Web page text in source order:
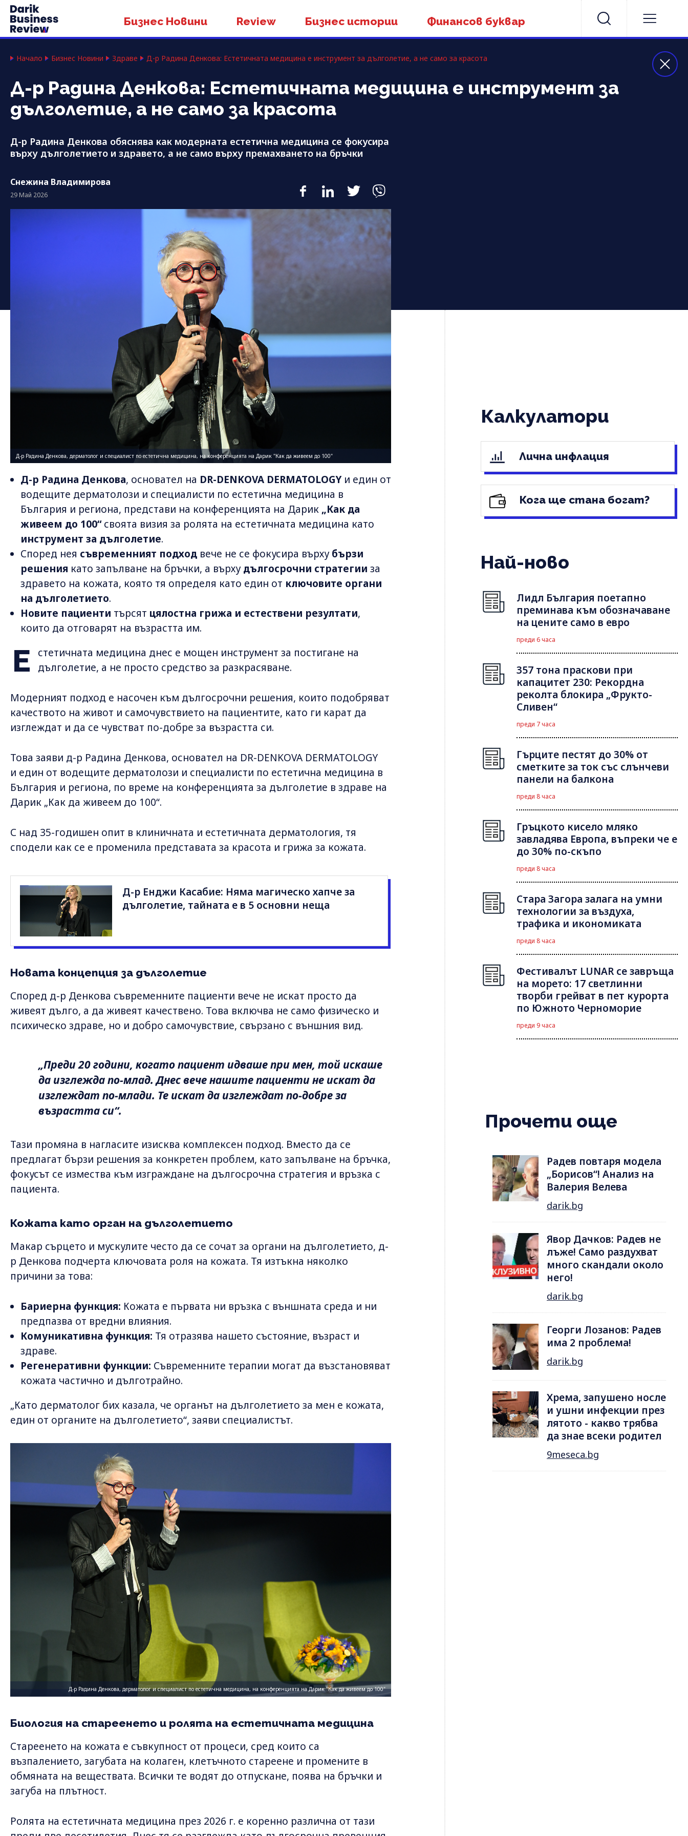
Бизнес Новини Review Бизнес истории Финансов буквар
Начало Бизнес Новини Здраве Д-р Радина Денкова: Естетичната медицина е инструмент за дълголетие, а не само за красота
Д-р Радина Денкова: Естетичната медицина е инструмент за
дълголетие, а не само за красота
Д-р Радина Денкова обяснява как модерната естетична медицина се фокусира
върху дълголетието и здравето, а не само върху премахването на бръчки
Снежина Владимирова
29 Май 2026
Д-р Радина Денкова, дерматолог и специалист по естетична медицина, на конференцията на Дарик "Как да живеем до 100"
Д-р Радина Денкова, основател на DR-DENKOVA DERMATOLOGY и един от
водещите дерматолози и специалисти по естетична медицина в
България и региона, представи на конференцията на Дарик „Как да
живеем до 100“своята визия за ролята на естетичната медицина като
инструмент за дълголетие.
Според нея съвременният подход вече не се фокусира върхубързи
решения като запълване на бръчки, а върхудългосрочни стратегии за
здравето на кожата, която тя определя като един от ключовите органи
на дълголетието.
Новите пациенти търсят цялостна грижа и естествени резултати,
които да отговарят на възрастта им.
Е
стетичната медицина днес е мощен инструмент за постигане на
дълголетие, а не просто средство за разкрасяване.
Модерният подход е насочен към дългосрочни решения, които подобряват
качеството на живот и самочувствието на пациентите, като ги карат да
изглеждат и да се чувстват по-добре за възрастта си.
Това заяви д-р Радина Денкова, основател на DR-DENKOVA DERMATOLOGY
и един от водещите дерматолози и специалисти по естетична медицина в
България и региона, по време на конференцията за дълголетие в здраве на
Дарик „Как да живеем до 100“.
С над 35-годишен опит в клиничната и естетичната дерматология, тя
сподели как се е променила представата за красота и грижа за кожата.
Д-р Енджи Касабие: Няма магическо хапче за
дълголетие, тайната е в 5 основни неща
Новата концепция за дълголетие
Според д-р Денкова съвременните пациенти вече не искат просто да
живеят дълго, а да живеят качествено. Това включва не само физическо и
психическо здраве, но и добро самочувствие, свързано с външния вид.
„Преди 20 години, когато пациент идваше при мен, той искаше
да изглежда по-млад. Днес вече нашите пациенти не искат да
изглеждат по-млади. Те искат да изглеждат по-добре за
възрастта си“.
Тази промяна в нагласите изисква комплексен подход. Вместо да се
предлагат бързи решения за конкретен проблем, като запълване на бръчка,
фокусът се измества към изграждане на дългосрочна стратегия и връзка с
пациента.
Кожата като орган на дълголетието
Макар сърцето и мускулите често да се сочат за органи на дълголетието, д-
р Денкова подчерта ключовата роля на кожата. Тя изтъкна няколко
причини за това:
Бариерна функция: Кожата е първата ни връзка с външната среда и ни
предпазва от вредни влияния.
Комуникативна функция: Тя отразява нашето състояние, възраст и
здраве.
Регенеративни функции: Съвременните терапии могат да възстановяват
кожата частично и дълготрайно.
„Като дерматолог бих казала, че органът на дълголетието за мен е кожата,
един от органите на дълголетието“, заяви специалистът.
Д-р Радина Денкова, дерматолог и специалист по естетична медицина, на конференцията на Дарик "Как да живеем до 100"
Биология на стареенето и ролята на естетичната медицина
Стареенето на кожата е съвкупност от процеси, сред които са
възпалението, загубата на колаген, клетъчното стареене и промените в
обмяната на веществата. Всички те водят до отпускане, поява на бръчки и
загуба на плътност.
Ролята на естетичната медицина през 2026 г. е коренно различна от тази
Калкулатори
Лична инфлация
Кога ще стана богат?
Най-ново
Лидл България поетапно
преминава към обозначаване
на цените само в евро
преди 6 часа
357 тона праскови при
капацитет 230: Рекордна
реколта блокира „Фрукто-
Сливен“
преди 7 часа
Гърците пестят до 30% от
сметките за ток със слънчеви
панели на балкона
преди 8 часа
Гръцкото кисело мляко
завладява Европа, въпреки че е
до 30% по-скъпо
преди 8 часа
Стара Загора залага на умни
технологии за въздуха,
трафика и икономиката
преди 8 часа
Фестивалът LUNAR се завръща
на морето: 17 светлинни
творби грейват в пет курорта
по Южното Черноморие
преди 9 часа
Прочети още
Радев повтаря модела
„Борисов“! Анализ на
Валерия Велева
darik.bg
Явор Дачков: Радев не
лъже! Само раздухват
много скандали около
него!
darik.bg
Георги Лозанов: Радев
има 2 проблема!
darik.bg
Хрема, запушено носле
и ушни инфекции през
лятотo - какво трябва
да знае всеки родител
9meseca.bg